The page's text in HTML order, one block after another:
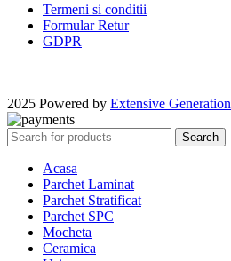
Termeni si conditii
Formular Retur
GDPR
2025 Powered by Extensive Generation
Search
Acasa
Parchet Laminat
Parchet Stratificat
Parchet SPC
Mocheta
Ceramica